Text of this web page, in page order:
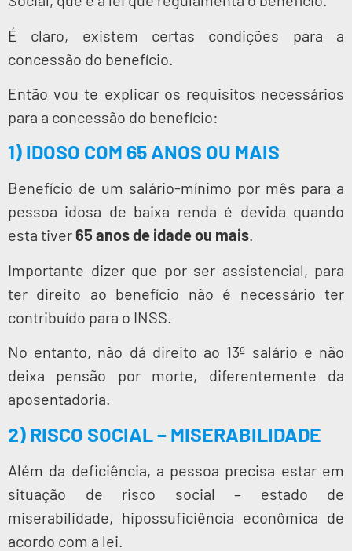
É claro, existem certas condições para a
concessão do benefício.
Então vou te explicar os requisitos necessários
para a concessão do benefício:
1) IDOSO COM 65 ANOS OU MAIS
Benefício de um salário-mínimo por mês para a
pessoa idosa de baixa renda é devida quando
esta tiver65 anos de idade ou mais.
Importante dizer que por ser assistencial, para
ter direito ao benefício não é necessário ter
contribuído para o INSS.
No entanto, não dá direito ao 13º salário e não
deixa pensão por morte, diferentemente da
aposentadoria.
2) RISCO SOCIAL – MISERABILIDADE
Além da deficiência, a pessoa precisa estar em
situação de risco social – estado de
miserabilidade, hipossuficiência econômica de
acordo com a lei.